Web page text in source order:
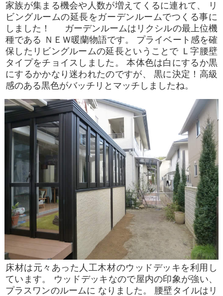
家族が集まる機会や人数が増えてくるに連れて、 リ
ビングルームの延長をガーデンルームでつくる事に
しました！ ガーデンルームはリクシルの最上位機
種である ＮＥＷ暖蘭物語です。 プライベート感を確
保したリビングルームの延長ということで Ｌ字腰壁
タイプをチョイスしました。 本体色は白にするか黒
にするかかなり迷われたのですが、 黒に決定！高級
感のある黒色がバッチリとマッチしましたね。
床材は元々あった人工木材のウッドデッキを利用し
ています。 ウッドデッキなので屋内の印象が強い、
プラスワンのルームに なりました。 腰壁タイルはリ